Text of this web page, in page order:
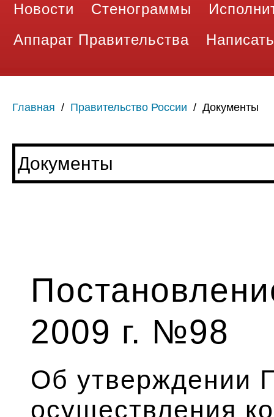
Новости Стенограммы
Аппарат Правительства
Главная / Правительство России / Документы
2009 г. №98
Об утверждении
осуществления